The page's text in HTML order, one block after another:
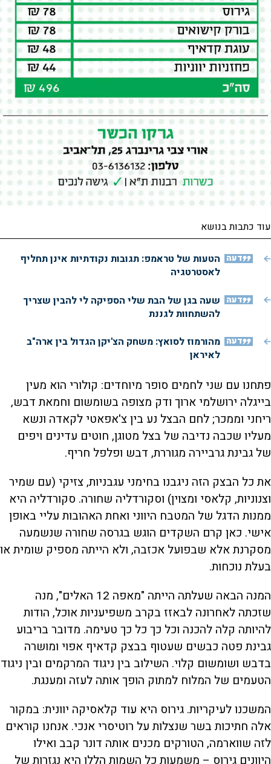
עוד כתבות בנושא
דעה הטעות של טראמפ: תגובות נקודתיות אינן תחליף
לאסטרטגיה
דעה שעה בגן של הבת שלי הספיקה לי להבין שצריך
להשתחוות לגננת
דעה מהורמוז לסואץ: משחק הצ'יקן הגדול בין ארה"ב
לאיראן
פתחנו עם שני לחמים סופר מיוחדים: קולורי הוא מעין
בייגלה ירושלמי ארוך ודק מצופה בשומשום וחמאת דבש,
ריחני וממכר; לחם הבצל נע בין צ'אפאטי לקאדה ונשא
מעליו שכבה נדיבה של בצל מטוגן, חוטים עדינים ויפים
של גבינת גרביירה מגוררת, דבש ופלפל חריף.
את כל הבצק הזה ניגבנו בחימני עגבניות, צזיקי (עם שמיר
וצנוניות, קלאסי ומצוין) וסקורדליה שחורה. סקורדליה היא
ממנות הדגל של המטבח היווני ואחת האהובות עליי באופן
אישי. כאן קרם השקדים הוגש בגרסה שחורה שנשמעה
מסקרנת אלא שבפועל אכזבה, ולא הייתה מספיק שומית או
בעלת נוכחות.
המנה הבאה שעלתה הייתה "מאפה 12 האלים", מנה
שזכתה לאחרונה לבאזז בקרב משפיעניות אוכל, הודות
להיותה קלה להכנה וכל כך כל כך טעימה. מדובר בריבוע
גבינת פטה כבשים שעטוף בבצק קדאיף אפוי ומושרה
בדבש ושומשום קלוי. השילוב בין ניגוד המרקמים ובין ניגוד
הטעמים של המלוח למתוק הופך אותה לעזה ומענגת.
המשכנו לעיקריות. גירוס היא עוד קלאסיקה יוונית: במקור
אלה חתיכות בשר שנצלות על רוטיסרי אנכי. אנחנו קוראים
לזה שווארמה, הטורקים מכנים אותה דונר קבב ואילו
היוונים גירוס – משמעות כל השמות הללו היא נגזרות של